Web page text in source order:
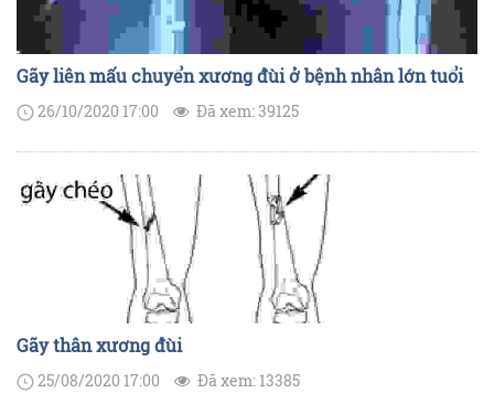
Gãy liên mấu chuyển xương đùi ở bệnh nhân lớn tuổi
26/10/2020 17:00 Đã xem: 39125
Gãy thân xương đùi
25/08/2020 17:00
Đã xem: 13385